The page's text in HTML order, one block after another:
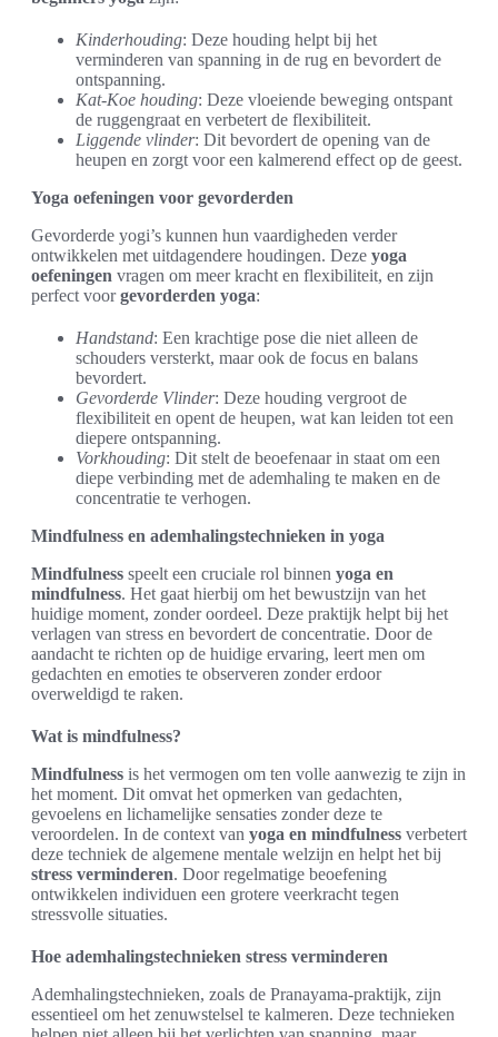
Kinderhouding: Deze houding helpt bij het
verminderen van spanning in de rug en bevordert de
ontspanning.
Kat-Koe houding: Deze vloeiende beweging ontspant
de ruggengraat en verbetert de flexibiliteit.
Liggende vlinder: Dit bevordert de opening van de
heupen en zorgt voor een kalmerend effect op de geest.
Yoga oefeningen voor gevorderden
Gevorderde yogi’s kunnen hun vaardigheden verder
ontwikkelen met uitdagendere houdingen. Deze yoga
oefeningen vragen om meer kracht en flexibiliteit, en zijn
perfect voorgevorderden yoga:
Handstand: Een krachtige pose die niet alleen de
schouders versterkt, maar ook de focus en balans
bevordert.
Gevorderde Vlinder: Deze houding vergroot de
flexibiliteit en opent de heupen, wat kan leiden tot een
diepere ontspanning.
Vorkhouding: Dit stelt de beoefenaar in staat om een
diepe verbinding met de ademhaling te maken en de
concentratie te verhogen.
Mindfulness en ademhalingstechnieken in yoga
Mindfulness speelt een cruciale rol binnen yoga en
mindfulness. Het gaat hierbij om het bewustzijn van het
huidige moment, zonder oordeel. Deze praktijk helpt bij het
verlagen van stress en bevordert de concentratie. Door de
aandacht te richten op de huidige ervaring, leert men om
gedachten en emoties te observeren zonder erdoor
overweldigd te raken.
Wat is mindfulness?
Mindfulness is het vermogen om ten volle aanwezig te zijn in
het moment. Dit omvat het opmerken van gedachten,
gevoelens en lichamelijke sensaties zonder deze te
veroordelen. In de context van yoga en mindfulness verbetert
deze techniek de algemene mentale welzijn en helpt het bij
stress verminderen. Door regelmatige beoefening
ontwikkelen individuen een grotere veerkracht tegen
stressvolle situaties.
Hoe ademhalingstechnieken stress verminderen
Ademhalingstechnieken, zoals de Pranayama-praktijk, zijn
essentieel om het zenuwstelsel te kalmeren. Deze technieken